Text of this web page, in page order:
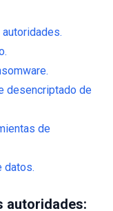
desencriptado de
de
datos.
autoridades: